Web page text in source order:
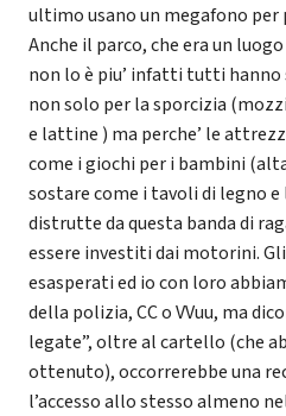
ultimo usano un megafono
Anche il parco, che era un
non lo è piu’ infatti tutti
non solo per la sporcizia
e lattine ) ma perche’ le
come i giochi per i bambini
sostare come i tavoli di legno
distrutte da questa banda di
essere investiti dai motorini.
esasperati ed io con loro
della polizia, CC o VVuu, ma
legate”, oltre al cartello (che
ottenuto), occorrerebbe una
l’accesso allo stesso almeno